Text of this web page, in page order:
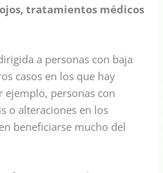
tratamientos médicos
a personas con baja
casos en los que hay
ejemplo, personas con
o alteraciones en los
beneficiarse mucho del